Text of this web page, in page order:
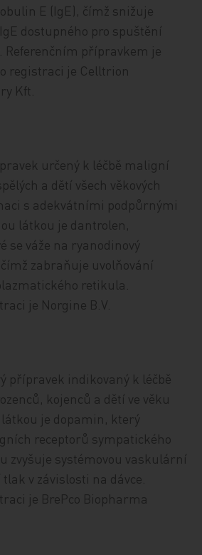
E (IgE), čímž snižuje
dostupného pro spuštění
Referenčním přípravkem je
registraci je Celltrion
Kft.
určený k léčbě maligní
a dětí všech věkových
s adekvátními podpůrnými
látkou je dantrolen,
se váže na ryanodinový
čímž zabraňuje uvolňování
retikula.
je Norgine B.V.
přípravek indikovaný k léčbě
kojenců a dětí ve věku
je dopamin, který
receptorů sympatického
zvyšuje systémovou vaskulární
v závislosti na dávce.
je BrePco Biopharma